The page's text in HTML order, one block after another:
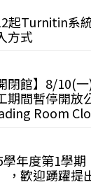
起Turnitin系
方式
閉館】8/10(
期間暫停開放
Room
學年度第1學期
，歡迎踴躍提